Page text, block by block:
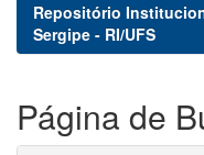
Repositório
Sergipe - RI/UFS
Página de